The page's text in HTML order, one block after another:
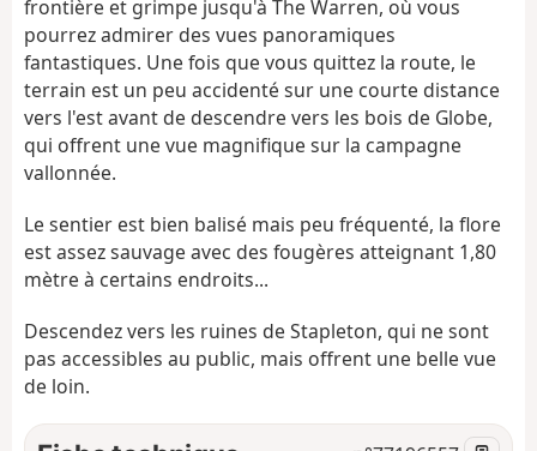
frontière et grimpe jusqu'à The Warren, où vous
pourrez admirer des vues panoramiques
fantastiques. Une fois que vous quittez la route, le
terrain est un peu accidenté sur une courte distance
vers l'est avant de descendre vers les bois de Globe,
qui offrent une vue magnifique sur la campagne
vallonnée.
Le sentier est bien balisé mais peu fréquenté, la flore
est assez sauvage avec des fougères atteignant 1,80
mètre à certains endroits...
Descendez vers les ruines de Stapleton, qui ne sont
pas accessibles au public, mais offrent une belle vue
de loin.